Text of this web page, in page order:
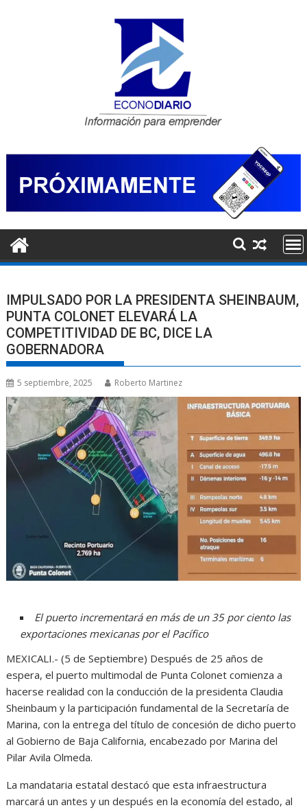
IMPULSADO POR LA PRESIDENTA SHEINBAUM,
PUNTA COLONET ELEVARÁ LA
COMPETITIVIDAD DE BC, DICE LA
GOBERNADORA
5 septiembre, 2025 Roberto Martinez
El puerto incrementará en más de un 35 por ciento las
exportaciones mexicanas por el Pacífico
MEXICALI.- (5 de Septiembre) Después de 25 años de
espera, el puerto multimodal de Punta Colonet comienza a
hacerse realidad con la conducción de la presidenta Claudia
Sheinbaum y la participación fundamental de la Secretaría de
Marina, con la entrega del título de concesión de dicho puerto
al Gobierno de Baja California, encabezado por Marina del
Pilar Avila Olmeda.
La mandataria estatal destacó que esta infraestructura
marcará un antes y un después en la economía del estado, al